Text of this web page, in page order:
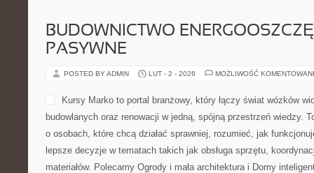
BUDOWNICTWO
PASYWNE
POSTED BY ADMIN LUT - 2 - 2026 MOŻLIWOŚĆ
Kursy Marko to portal branżowy, który łączy świat wózków
budowlanych oraz renowacji w jedną, spójną przestrzeń wiedzy.
o osobach, które chcą działać sprawniej, rozumieć, jak
lepsze decyzje w tematach takich jak obsługa sprzętu,
materiałów. Polecamy Ogrody i mała architektura i Domy